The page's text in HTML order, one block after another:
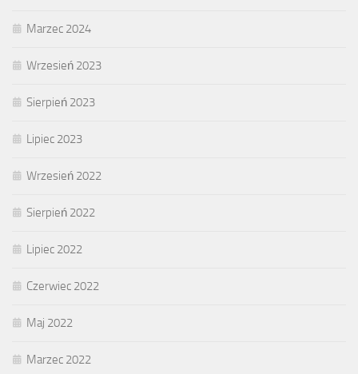
Marzec 2024
Wrzesień 2023
Sierpień 2023
Lipiec 2023
Wrzesień 2022
Sierpień 2022
Lipiec 2022
Czerwiec 2022
Maj 2022
Marzec 2022